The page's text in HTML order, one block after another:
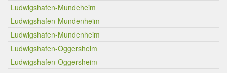
Ludwigshafen-Mundeheim
Ludwigshafen-Mundenheim
Ludwigshafen-Mundenheim
Ludwigshafen-Oggersheim
Ludwigshafen-Oggersheim